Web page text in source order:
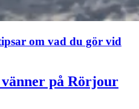
om vad du gör vid
på Rörjour